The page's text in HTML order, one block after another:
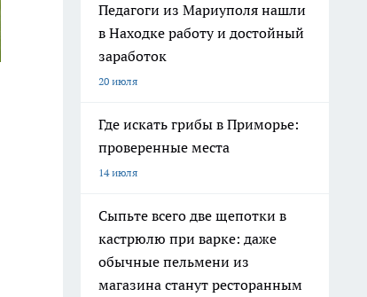
Педагоги из Мариуполя нашли
в Находке работу и достойный
заработок
20 июля
Где искать грибы в Приморье:
проверенные места
14 июля
Сыпьте всего две щепотки в
кастрюлю при варке: даже
обычные пельмени из
магазина станут ресторанным